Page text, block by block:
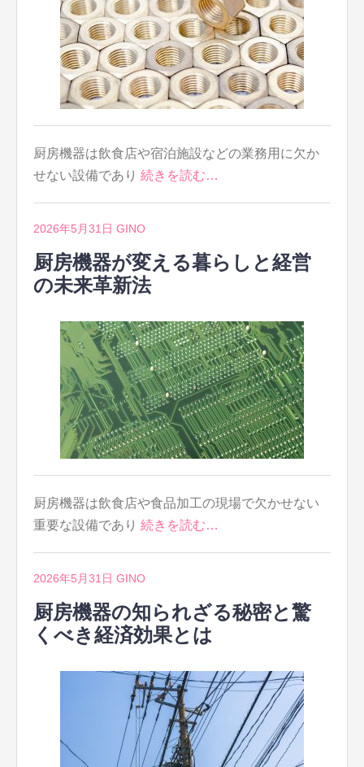
厨房機器は飲食店や宿泊施設などの業務用に欠か
せない設備であり 続きを読む…
2026年5月31日 GINO
厨房機器が変える暮らしと経営
の未来革新法
厨房機器は飲食店や食品加工の現場で欠かせない
重要な設備であり 続きを読む…
2026年5月31日 GINO
厨房機器の知られざる秘密と驚
くべき経済効果とは